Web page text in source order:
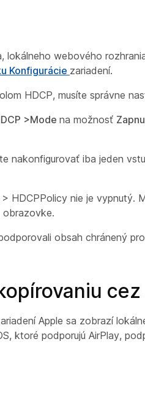
webového
Konfigurácie zariadení.
HDCP, musíte správne
>Mode na možnosť
nakonfigurovať iba jeden
HDCPPolicy nie je vypnutý.
obrazovke.
obsah chránený
Apple sa zobrazí
ktoré podporujú AirPlay,